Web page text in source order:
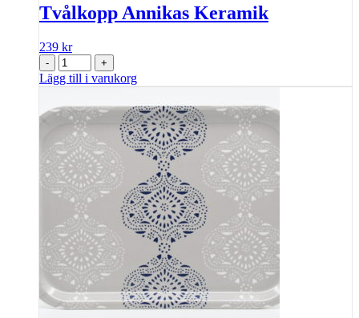
Tvålkopp Annikas Keramik
239 kr
- +
Lägg till i varukorg